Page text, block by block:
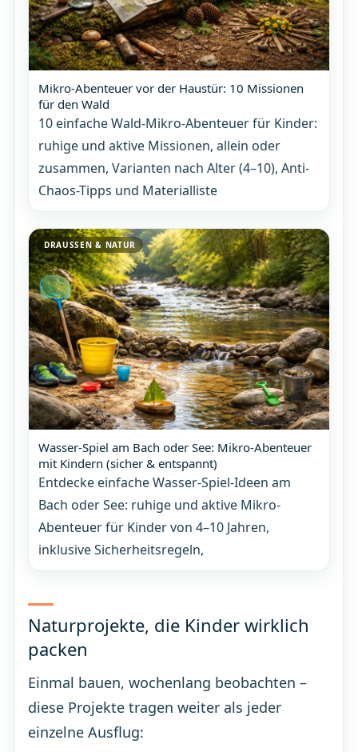
Mikro-Abenteuer vor der Haustür: 10 Missionen
für den Wald
10 einfache Wald-Mikro-Abenteuer für Kinder:
ruhige und aktive Missionen, allein oder
zusammen, Varianten nach Alter (4–10), Anti-
Chaos-Tipps und Materialliste
DRAUSSEN & NATUR
Wasser-Spiel am Bach oder See: Mikro-Abenteuer
mit Kindern (sicher & entspannt)
Entdecke einfache Wasser-Spiel-Ideen am
Bach oder See: ruhige und aktive Mikro-
Abenteuer für Kinder von 4–10 Jahren,
inklusive Sicherheitsregeln,
Naturprojekte, die Kinder wirklich
packen
Einmal bauen, wochenlang beobachten –
diese Projekte tragen weiter als jeder
einzelne Ausflug: